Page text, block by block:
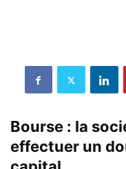
Bourse : la
effectuer un